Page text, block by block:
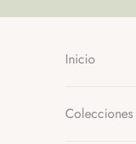
Inicio
Colecciones